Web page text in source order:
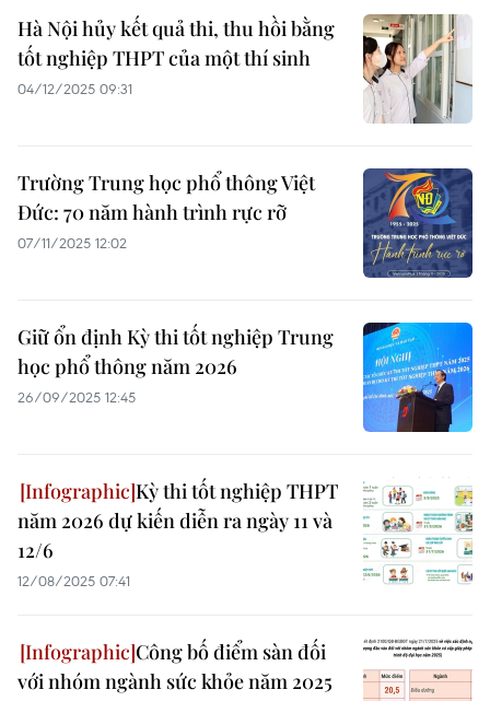
Hà Nội hủy kết quả thi, thu hồi bằng
tốt nghiệp THPT của một thí sinh
04/12/2025 09:31
Trường Trung học phổ thông Việt
Đức: 70 năm hành trình rực rỡ
07/11/2025 12:02
Giữ ổn định Kỳ thi tốt nghiệp Trung
học phổ thông năm 2026
26/09/2025 12:45
Kỳ thi tốt nghiệp THPT
năm 2026 dự kiến diễn ra ngày 11 và
12/6
12/08/2025 07:41
Công bố điểm sàn đối
với nhóm ngành sức khỏe năm 2025